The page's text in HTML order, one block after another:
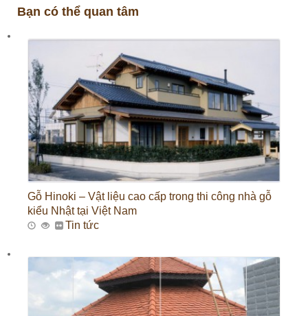
Bạn có thể quan tâm
Gỗ Hinoki – Vật liệu cao cấp trong thi công nhà gỗ
kiểu Nhật tại Việt Nam
Tin tức